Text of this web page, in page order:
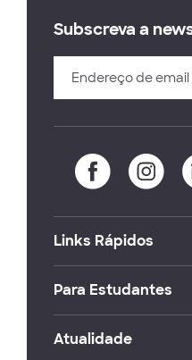
Subscreva a
Links Rápidos
Para Estudantes
Atualidade